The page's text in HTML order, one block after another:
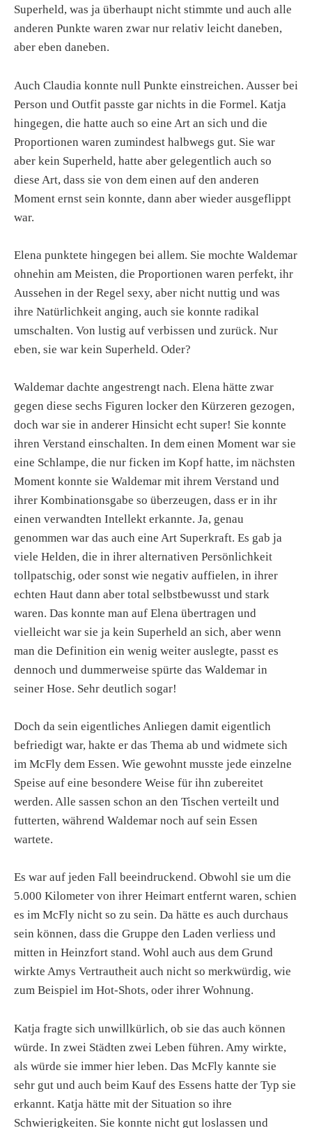
Superheld, was ja überhaupt nicht stimmte und auch alle
anderen Punkte waren zwar nur relativ leicht daneben,
aber eben daneben.
Auch Claudia konnte null Punkte einstreichen. Ausser bei
Person und Outfit passte gar nichts in die Formel. Katja
hingegen, die hatte auch so eine Art an sich und die
Proportionen waren zumindest halbwegs gut. Sie war
aber kein Superheld, hatte aber gelegentlich auch so
diese Art, dass sie von dem einen auf den anderen
Moment ernst sein konnte, dann aber wieder ausgeflippt
war.
Elena punktete hingegen bei allem. Sie mochte Waldemar
ohnehin am Meisten, die Proportionen waren perfekt, ihr
Aussehen in der Regel sexy, aber nicht nuttig und was
ihre Natürlichkeit anging, auch sie konnte radikal
umschalten. Von lustig auf verbissen und zurück. Nur
eben, sie war kein Superheld. Oder?
Waldemar dachte angestrengt nach. Elena hätte zwar
gegen diese sechs Figuren locker den Kürzeren gezogen,
doch war sie in anderer Hinsicht echt super! Sie konnte
ihren Verstand einschalten. In dem einen Moment war sie
eine Schlampe, die nur ficken im Kopf hatte, im nächsten
Moment konnte sie Waldemar mit ihrem Verstand und
ihrer Kombinationsgabe so überzeugen, dass er in ihr
einen verwandten Intellekt erkannte. Ja, genau
genommen war das auch eine Art Superkraft. Es gab ja
viele Helden, die in ihrer alternativen Persönlichkeit
tollpatschig, oder sonst wie negativ auffielen, in ihrer
echten Haut dann aber total selbstbewusst und stark
waren. Das konnte man auf Elena übertragen und
vielleicht war sie ja kein Superheld an sich, aber wenn
man die Definition ein wenig weiter auslegte, passt es
dennoch und dummerweise spürte das Waldemar in
seiner Hose. Sehr deutlich sogar!
Doch da sein eigentliches Anliegen damit eigentlich
befriedigt war, hakte er das Thema ab und widmete sich
im McFly dem Essen. Wie gewohnt musste jede einzelne
Speise auf eine besondere Weise für ihn zubereitet
werden. Alle sassen schon an den Tischen verteilt und
futterten, während Waldemar noch auf sein Essen
wartete.
Es war auf jeden Fall beeindruckend. Obwohl sie um die
5.000 Kilometer von ihrer Heimart entfernt waren, schien
es im McFly nicht so zu sein. Da hätte es auch durchaus
sein können, dass die Gruppe den Laden verliess und
mitten in Heinzfort stand. Wohl auch aus dem Grund
wirkte Amys Vertrautheit auch nicht so merkwürdig, wie
zum Beispiel im Hot-Shots, oder ihrer Wohnung.
Katja fragte sich unwillkürlich, ob sie das auch können
würde. In zwei Städten zwei Leben führen. Amy wirkte,
als würde sie immer hier leben. Das McFly kannte sie
sehr gut und auch beim Kauf des Essens hatte der Typ sie
erkannt. Katja hätte mit der Situation so ihre
Schwierigkeiten. Sie konnte nicht gut loslassen und